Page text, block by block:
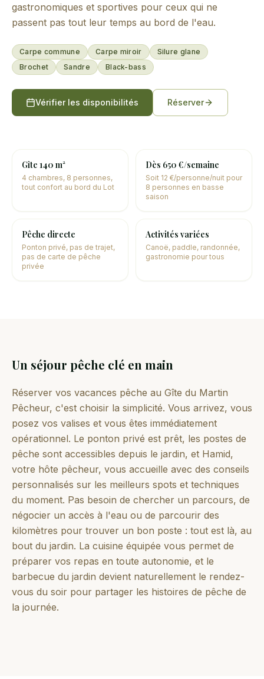
gastronomiques et sportives pour ceux qui ne
passent pas tout leur temps au bord de l'eau.
Carpe commune Carpe miroir
Silure glane
Brochet
Sandre Black-bass
Vérifier les disponibilités Réserver
Gîte 140 m²
4 chambres, 8 personnes,
tout confort au bord du Lot
Dès 650 €/semaine
Soit 12 €/personne/nuit pour
8 personnes en basse
saison
Pêche directe
Ponton privé, pas de trajet,
pas de carte de pêche
privée
Activités variées
Canoë, paddle, randonnée,
gastronomie pour tous
Un séjour pêche clé en main
Réserver vos vacances pêche au Gîte du Martin
Pêcheur, c'est choisir la simplicité. Vous arrivez, vous
posez vos valises et vous êtes immédiatement
opérationnel. Le ponton privé est prêt, les postes de
pêche sont accessibles depuis le jardin, et Hamid,
votre hôte pêcheur, vous accueille avec des conseils
personnalisés sur les meilleurs spots et techniques
du moment. Pas besoin de chercher un parcours, de
négocier un accès à l'eau ou de parcourir des
kilomètres pour trouver un bon poste : tout est là, au
bout du jardin. La cuisine équipée vous permet de
préparer vos repas en toute autonomie, et le
barbecue du jardin devient naturellement le rendez-
vous du soir pour partager les histoires de pêche de
la journée.